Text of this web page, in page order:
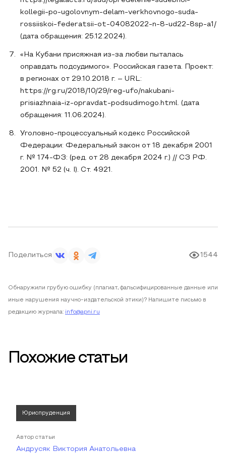
kollegii-po-ugolovnym-delam-verkhovnogo-suda-
rossiiskoi-federatsii-ot-04082022-n-8-ud22-8sp-a1/
(дата обращения: 25.12.2024).
«На Кубани присяжная из-за любви пыталась
оправдать подсудимого». Российская газета. Проект:
в регионах от 29.10.2018 г. – URL:
https://rg.ru/2018/10/29/reg-ufo/nakubani-
prisiazhnaia-iz-opravdat-podsudimogo.html. (дата
обращения: 11.06.2024).
Уголовно-процессуальный кодекс Российской
Федерации: Федеральный закон от 18 декабря 2001
г. № 174-ФЗ: (ред. от 28 декабря 2024 г.) // СЗ РФ.
2001. № 52 (ч. I). Ст. 4921.
Поделиться 1544
Обнаружили грубую ошибку (плагиат, фальсифицированные данные или
иные нарушения научно-издательской этики)? Напишите письмо в
редакцию журнала: info@apni.ru
Похожие статьи
Юриспруденция
Автор статьи
Андрусяк Виктория Анатольевна